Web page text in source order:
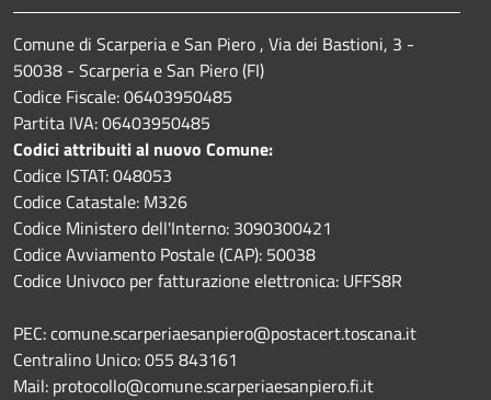
Comune di Scarperia e San Piero , Via dei Bastioni, 3 -
50038 - Scarperia e San Piero (FI)
Codice Fiscale: 06403950485
Partita IVA: 06403950485
Codici attribuiti al nuovo Comune:
Codice ISTAT: 048053
Codice Catastale: M326
Codice Ministero dell'Interno: 3090300421
Codice Avviamento Postale (CAP): 50038
Codice Univoco per fatturazione elettronica: UFFS8R
PEC: comune.scarperiaesanpiero@postacert.toscana.it
Centralino Unico: 055 843161
Mail: protocollo@comune.scarperiaesanpiero.fi.it